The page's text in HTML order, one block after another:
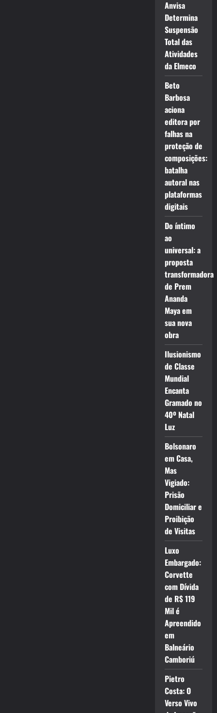
Anvisa
Determina
Suspensão
Total das
Atividades
da Elmeco
Beto
Barbosa
aciona
editora por
falhas na
proteção de
composições:
batalha
autoral nas
plataformas
digitais
Do íntimo
ao
universal: a
proposta
transformadora
de Prem
Ananda
Maya em
sua nova
obra
Ilusionismo
de Classe
Mundial
Encanta
Gramado no
40º Natal
Luz
Bolsonaro
em Casa,
Mas
Vigiado:
Prisão
Domiciliar e
Proibição
de Visitas
Luxo
Embargado:
Corvette
com Dívida
de R$ 119
Mil é
Apreendido
em
Balneário
Camboriú
Pietro
Costa: O
Verso Vivo